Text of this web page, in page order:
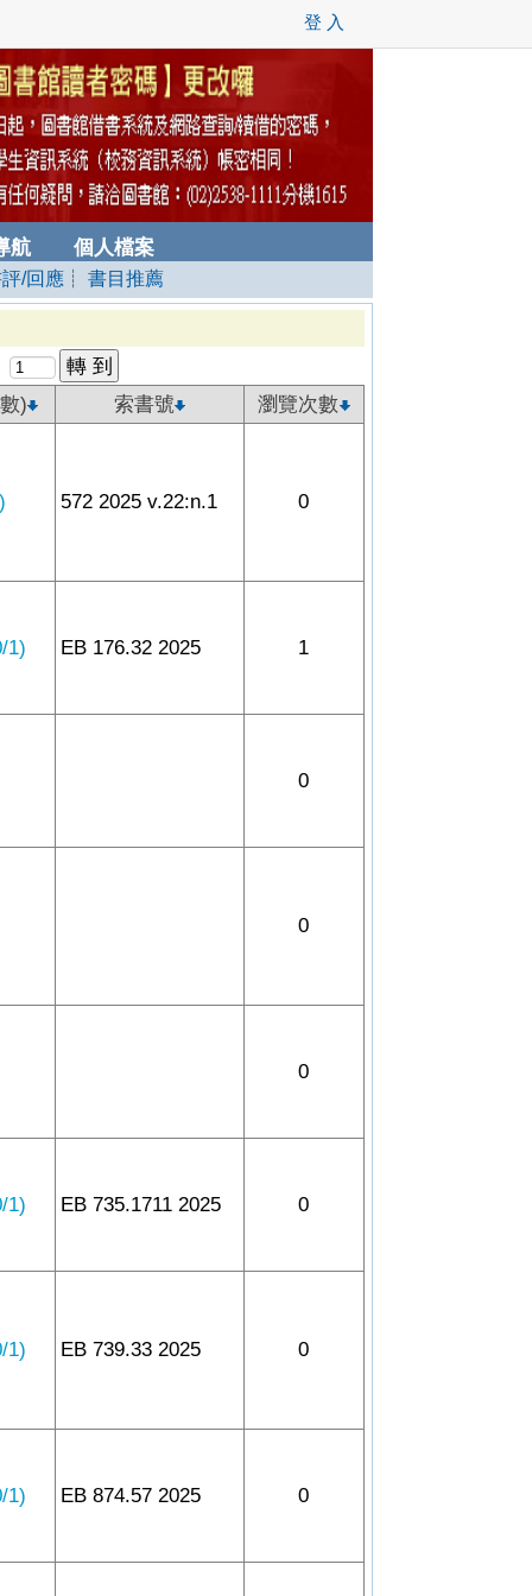
登 入
航 個人檔案
/回應 ┊書目推薦
) 索書號 瀏覽次數
572 2025 v.22:n.1 0
1) EB 176.32 2025 1
0
0
0
1) EB 735.1711 2025 0
1) EB 739.33 2025 0
1) EB 874.57 2025 0